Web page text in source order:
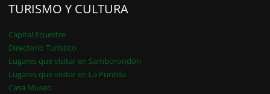
TURISMO Y CULTURA
Capital Ecuestre
Directorio Turístico
Lugares que visitar en Samborondón
Lugares que visitar en La Puntilla
Casa Museo